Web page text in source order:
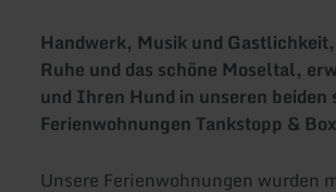
Handwerk, Musik und
Ruhe und das schöne Moseltal,
und Ihren Hund in unseren beiden
Ferienwohnungen Tankstopp &
Unsere Ferienwohnungen wurden